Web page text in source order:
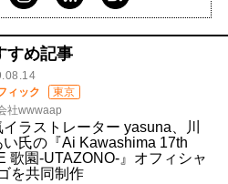
すめ記事
ィック
東京
社wwwaap
イラストレーター yasuna、川
い氏の『Ai Kawashima 17th
歌園-UTAZONO-』オフィシャ
を共同制作